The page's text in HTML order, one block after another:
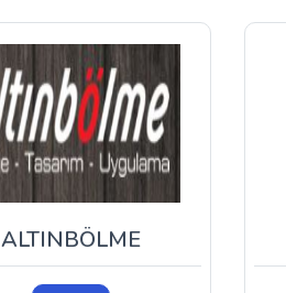
ALTINBÖLME